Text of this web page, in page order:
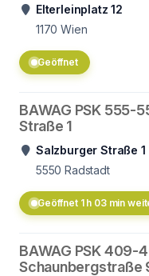
Elterleinplatz 12
1170 Wien
Geöffnet
BAWAG PSK 555-
Straße 1
Salzburger Straße 1
5550 Radstadt
Geöffnet 1 h 03 min
BAWAG PSK 409-
Schaunbergstraße